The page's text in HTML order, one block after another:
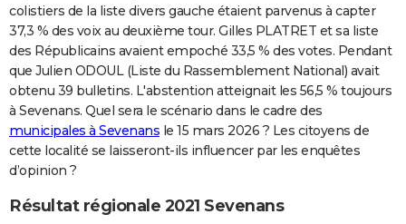
S'inscrire
Se connecter
Lycées
Collèges
Primaires
Universités
Entreprises
Service militaire
Avis de recherche
AVIS DE DÉCÈS
FORUM
Bricolage
Lifestyle
Culture
Sport
Auto
Television
Voyage
Cinema
colistiers de la liste divers gauche étaient parvenus à capter
37,3 % des voix au deuxième tour. Gilles PLATRET et sa liste
des Républicains avaient empoché 33,5 % des votes. Pendant
que Julien ODOUL (Liste du Rassemblement National) avait
obtenu 39 bulletins. L'abstention atteignait les 56,5 % toujours
à Sevenans. Quel sera le scénario dans le cadre des
municipales à Sevenans le 15 mars 2026 ? Les citoyens de
cette localité se laisseront-ils influencer par les enquêtes
d’opinion ?
Résultat régionale 2021 Sevenans